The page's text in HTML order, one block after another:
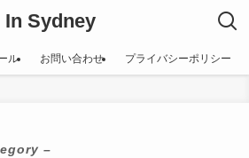
In Sydney
ル お問い合わせ プライバシーポリシー
–